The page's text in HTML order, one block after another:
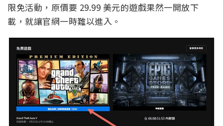
限免活動，原價要 29.99 美元的遊戲果然一開放下
載，就讓官網一時難以進入。